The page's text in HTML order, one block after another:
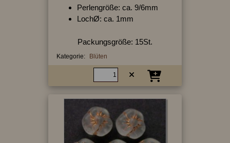
Perlengröße: ca. 9/6mm
LochØ: ca. 1mm
Packungsgröße: 15St.
Kategorie: Blüten